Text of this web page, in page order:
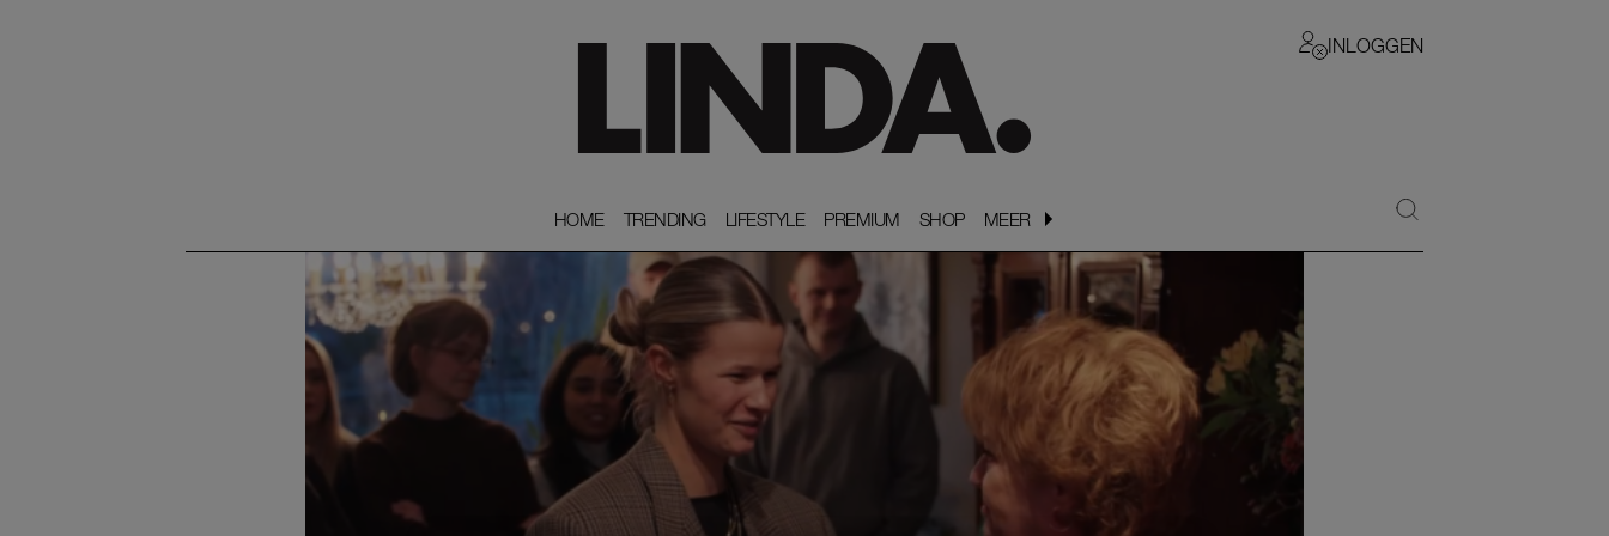
INLOGGEN
HOME
HOME TRENDING
TRENDING LIFESTYLE
LIFESTYLE PREMIUM
PREMIUM SHOP
SHOP MEER
MEER